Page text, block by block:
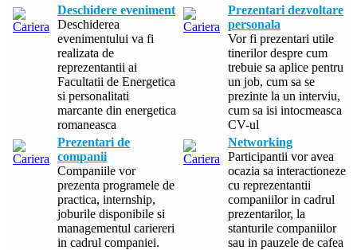
Deschidere eveniment
Deschiderea
evenimentului va fi
realizata de
reprezentantii ai
Facultatii de Energetica
si personalitati
marcante din energetica
romaneasca
Prezentari dezvoltare
personala
Vor fi prezentari utile
tinerilor despre cum
trebuie sa aplice pentru
un job, cum sa se
prezinte la un interviu,
cum sa isi intocmeasca
CV-ul
Prezentari de
companii
Companiile vor
prezenta programele de
practica, internship,
joburile disponibile si
managementul cariereri
in cadrul companiei.
Networking
Participantii vor avea
ocazia sa interactioneze
cu reprezentantii
companiilor in cadrul
prezentarilor, la
stanturile companiilor
sau in pauzele de cafea